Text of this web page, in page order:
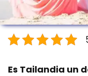
Es Tailandia un